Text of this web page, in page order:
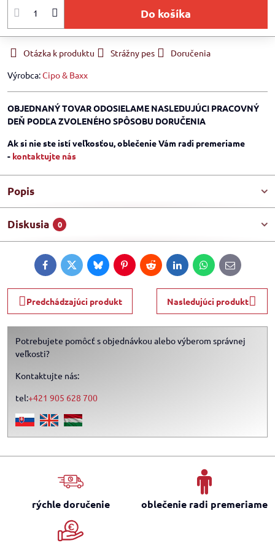
Do košíka
Otázka k produktu Strážny pes
Doručenia
Výrobca:Cipo & Baxx
OBJEDNANÝ TOVAR ODOSIELAME NASLEDUJÚCI PRACOVNÝ
DEŇ PODĽA ZVOLENÉHO SPÔSOBU DORUČENIA
Ak si nie ste istí veľkosťou, oblečenie Vám radi premeriame
- kontaktujte nás
Popis
Diskusia 0
FacebookTwitterBlueskyPinterestRedditLinkedInWhatsApp
E-
mail
Predchádzajúci produkt Nasledujúci produkt
Potrebujete pomôcť s objednávkou alebo výberom správnej
veľkosti?
Kontaktujte nás:
tel:+421 905 628 700
rýchle doručenie oblečenie radi premeriame